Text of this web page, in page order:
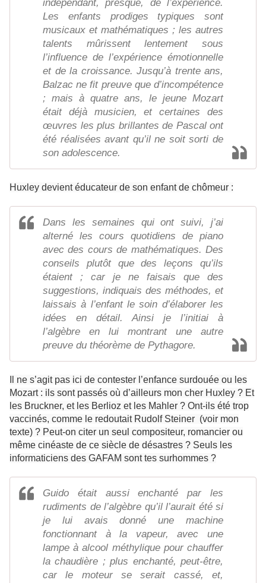
indépendant, presque, de l’expérience.
Les enfants prodiges typiques sont
musicaux et mathématiques ; les autres
talents mûrissent lentement sous
l’influence de l’expérience émotionnelle
et de la croissance. Jusqu’à trente ans,
Balzac ne fit preuve que d’incompétence
; mais à quatre ans, le jeune Mozart
était déjà musicien, et certaines des
œuvres les plus brillantes de Pascal ont
été réalisées avant qu’il ne soit sorti de
son adolescence.
Huxley devient éducateur de son enfant de chômeur :
Dans les semaines qui ont suivi, j’ai
alterné les cours quotidiens de piano
avec des cours de mathématiques. Des
conseils plutôt que des leçons qu’ils
étaient ; car je ne faisais que des
suggestions, indiquais des méthodes, et
laissais à l’enfant le soin d’élaborer les
idées en détail. Ainsi je l’initiai à
l’algèbre en lui montrant une autre
preuve du théorème de Pythagore.
Il ne s’agit pas ici de contester l’enfance surdouée ou les
Mozart : ils sont passés où d’ailleurs mon cher Huxley ? Et
les Bruckner, et les Berlioz et les Mahler ? Ont-ils été trop
vaccinés, comme le redoutait Rudolf Steiner (voir mon
texte) ? Peut-on citer un seul compositeur, romancier ou
même cinéaste de ce siècle de désastres ? Seuls les
informaticiens des GAFAM sont tes surhommes ?
Guido était aussi enchanté par les
rudiments de l’algèbre qu’il l’aurait été si
je lui avais donné une machine
fonctionnant à la vapeur, avec une
lampe à alcool méthylique pour chauffer
la chaudière ; plus enchanté, peut-être,
car le moteur se serait cassé, et,